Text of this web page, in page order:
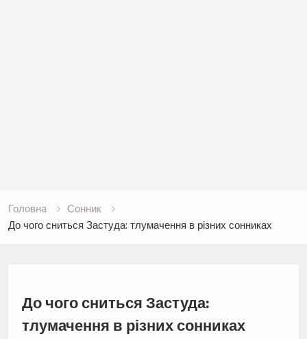
Головна
Сонник
До чого сниться Застуда: тлумачення в різних сонниках
До чого сниться Застуда:
тлумачення в різних сонниках